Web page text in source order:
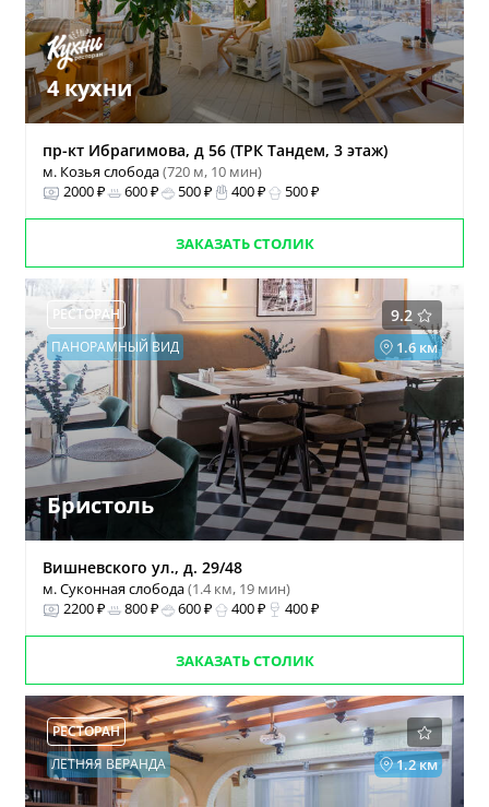
4 кухни
пр-кт Ибрагимова, д 56 (ТРК Тандем, 3 этаж)
м. Козья слобода(720 м, 10 мин)
2000 ₽
600 ₽ 500 ₽ 400 ₽ 500 ₽
ЗАКАЗАТЬ СТОЛИК
9.2
РЕСТОРАН
1.6 км
ПАНОРАМНЫЙ ВИД
Бристоль
Вишневского ул., д. 29/48
м. Суконная слобода(1.4 км, 19 мин)
2200 ₽
800 ₽ 600 ₽ 400 ₽ 400 ₽
ЗАКАЗАТЬ СТОЛИК
РЕСТОРАН
1.2 км
ЛЕТНЯЯ ВЕРАНДА